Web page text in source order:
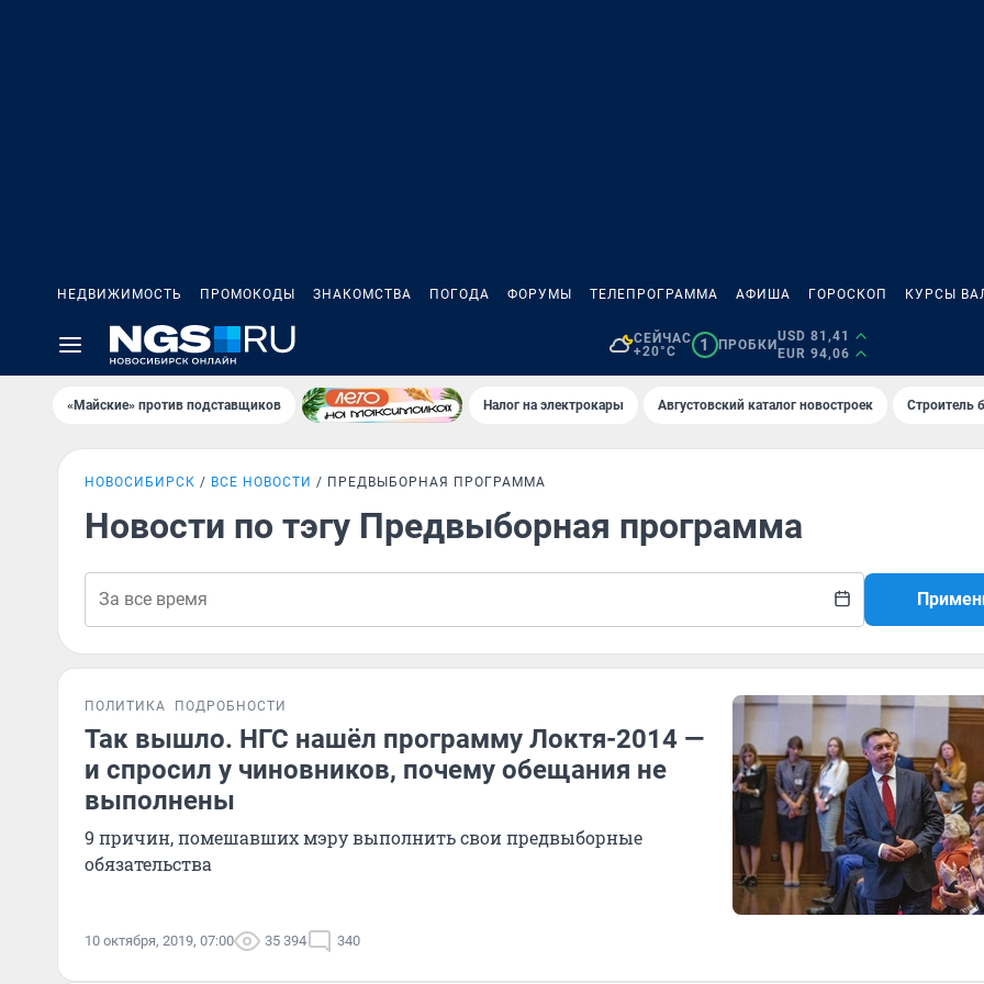
НЕДВИЖИМОСТЬ ПРОМОКОДЫ ЗНАКОМСТВА ПОГОДА ФОРУМЫ ТЕЛЕПРОГРАММА АФИША ГОРОСКОП КУРСЫ
СЕЙЧАС
+20°C
1 ПРОБКИ
USD 81,41
EUR 94,06
«Майские» против подставщиков Налог на электрокары Августовский каталог новостроек Строитель
НОВОСИБИРСК ВСЕ НОВОСТИ ПРЕДВЫБОРНАЯ ПРОГРАММА
Новости по тэгу Предвыборная программа
ПОЛИТИКА ПОДРОБНОСТИ
Так вышло. НГС нашёл программу Локтя-2014 —
и спросил у чиновников, почему обещания не
выполнены
9 причин, помешавших мэру выполнить свои предвыборные
обязательства
10 октября, 2019, 07:00 35 394 340